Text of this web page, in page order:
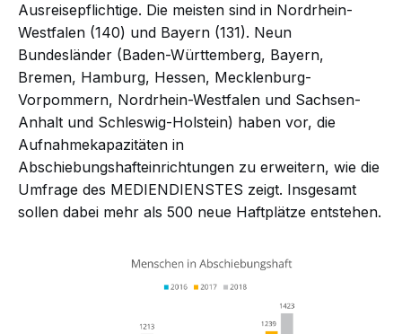
Ausreisepflichtige. Die meisten sind in Nordrhein-
Westfalen (140) und Bayern (131). Neun
Bundesländer (Baden-Württemberg, Bayern,
Bremen, Hamburg, Hessen, Mecklenburg-
Vorpommern, Nordrhein-Westfalen und Sachsen-
Anhalt und Schleswig-Holstein) haben vor, die
Aufnahmekapazitäten in
Abschiebungshafteinrichtungen zu erweitern, wie die
Umfrage des MEDIENDIENSTES zeigt. Insgesamt
sollen dabei mehr als 500 neue Haftplätze entstehen.